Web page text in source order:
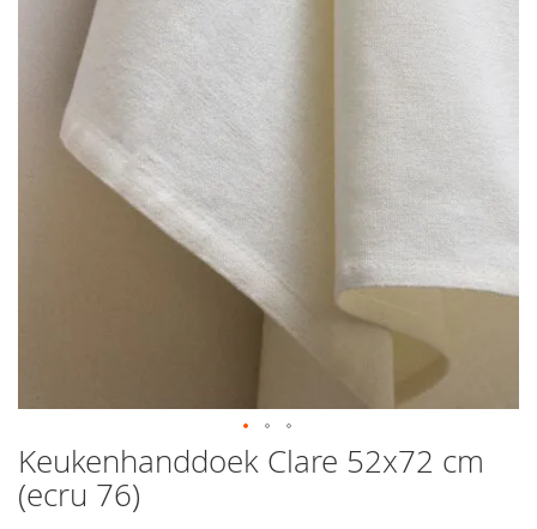
Ga
naar
het
Keukenhanddoek Clare 52x72 cm
(ecru 76)